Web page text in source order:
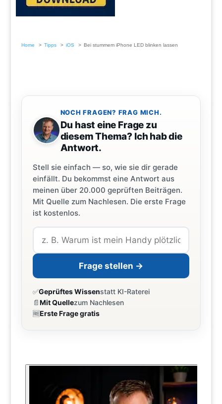
Home Tipps iOS Bei stummem iPhone LED blinken lassen
NOCH FRAGEN? FRAG MICH.
Du hast eine Frage zu
diesem Thema? Ich hab die
Antwort.
Stell sie einfach — so, wie sie dir gerade
einfällt. Du bekommst eine Antwort aus
meinen über 20.000 geprüften Beiträgen.
Mit Quelle zum Nachlesen. Die erste Frage
ist kostenlos.
Frage stellen →
✅Geprüftes Wissenstatt KI-Raterei
📄Mit Quellezum Nachlesen
🆓Erste Frage gratis